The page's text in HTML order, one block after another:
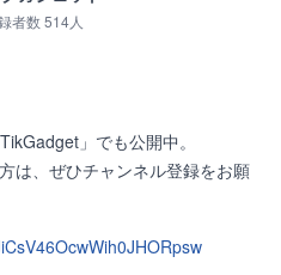
者数 514人
」でも公開中。
は、ぜひチャンネル登録をお願